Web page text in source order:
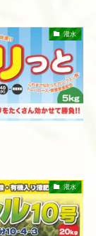
灌水
灌水